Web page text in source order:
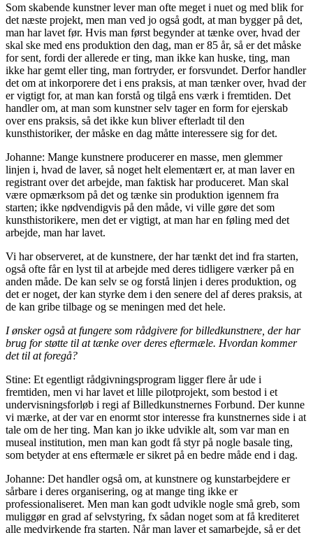
Som skabende kunstner lever man ofte meget i nuet og med blik for
det næste projekt, men man ved jo også godt, at man bygger på det,
man har lavet før. Hvis man først begynder at tænke over, hvad der
skal ske med ens produktion den dag, man er 85 år, så er det måske
for sent, fordi der allerede er ting, man ikke kan huske, ting, man
ikke har gemt eller ting, man fortryder, er forsvundet. Derfor handler
det om at inkorporere det i ens praksis, at man tænker over, hvad der
er vigtigt for, at man kan forstå og tilgå ens værk i fremtiden. Det
handler om, at man som kunstner selv tager en form for ejerskab
over ens praksis, så det ikke kun bliver efterladt til den
kunsthistoriker, der måske en dag måtte interessere sig for det.
Johanne: Mange kunstnere producerer en masse, men glemmer
linjen i, hvad de laver, så noget helt elementært er, at man laver en
registrant over det arbejde, man faktisk har produceret. Man skal
være opmærksom på det og tænke sin produktion igennem fra
starten; ikke nødvendigvis på den måde, vi ville gøre det som
kunsthistorikere, men det er vigtigt, at man har en føling med det
arbejde, man har lavet.
Vi har observeret, at de kunstnere, der har tænkt det ind fra starten,
også ofte får en lyst til at arbejde med deres tidligere værker på en
anden måde. De kan selv se og forstå linjen i deres produktion, og
det er noget, der kan styrke dem i den senere del af deres praksis, at
de kan gribe tilbage og se meningen med det hele.
I ønsker også at fungere som rådgivere for billedkunstnere, der har
brug for støtte til at tænke over deres eftermæle. Hvordan kommer
det til at foregå?
Stine: Et egentligt rådgivningsprogram ligger flere år ude i
fremtiden, men vi har lavet et lille pilotprojekt, som bestod i et
undervisningsforløb i regi af Billedkunstnernes Forbund. Der kunne
vi mærke, at der var en enormt stor interesse fra kunstnernes side i at
tale om de her ting. Man kan jo ikke udvikle alt, som var man en
museal institution, men man kan godt få styr på nogle basale ting,
som betyder at ens eftermæle er sikret på en bedre måde end i dag.
Johanne: Det handler også om, at kunstnere og kunstarbejdere er
sårbare i deres organisering, og at mange ting ikke er
professionaliseret. Men man kan godt udvikle nogle små greb, som
muliggør en grad af selvstyring, fx sådan noget som at få krediteret
alle medvirkende fra starten. Når man laver et samarbejde, så er det